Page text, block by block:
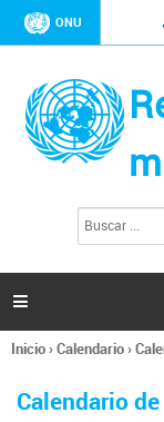
ONU
l
s

Se
usted
Inicio›Calendario›
Calendario